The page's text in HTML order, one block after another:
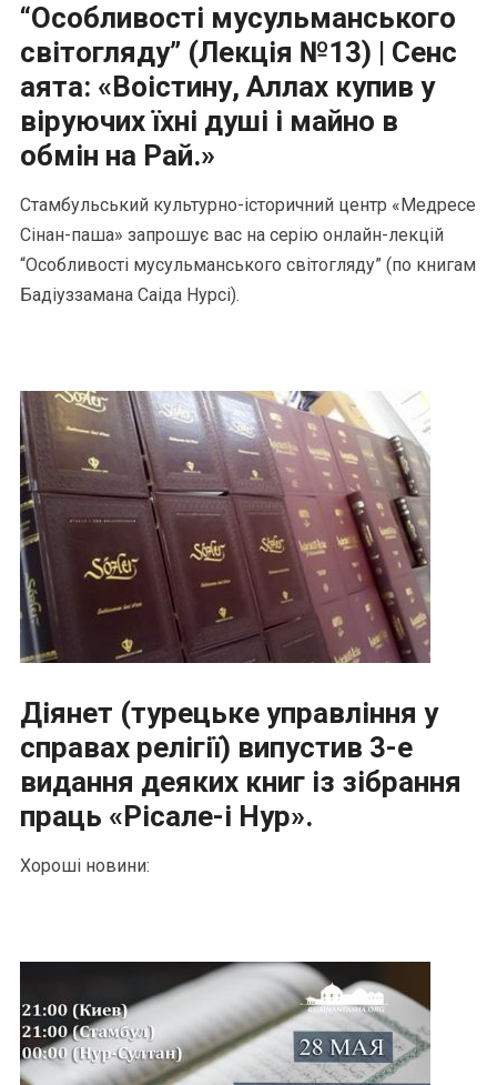
“Особливості мусульманського
світогляду” (Лекція №13) | Сенс
аята: «Воістину, Аллах купив у
віруючих їхні душі і майно в
обмін на Рай.»
Стамбульський культурно-історичний центр «Медресе
Сінан-паша» запрошує вас на серію онлайн-лекцій
“Особливості мусульманського світогляду” (по книгам
Бадіуззамана Саіда Нурсі).
Діянет (турецьке управління у
справах релігії) випустив 3-е
видання деяких книг із зібрання
праць «Рісале-і Нур».
Хороші новини: